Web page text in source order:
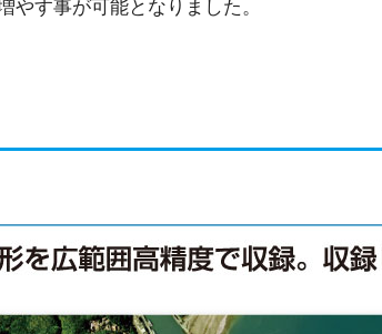
やす事が可能となりました。